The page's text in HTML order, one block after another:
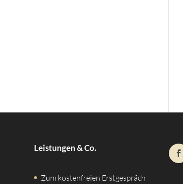
Leistungen & Co.
Zum kostenfreien Erstgespräch